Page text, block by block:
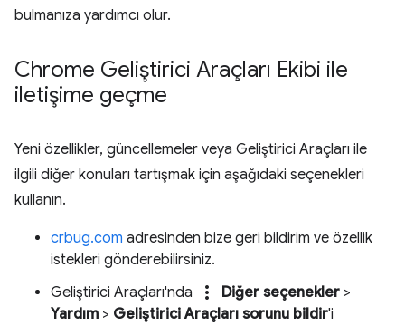
bulmanıza yardımcı olur.
Chrome Geliştirici Araçları Ekibi ile
iletişime geçme
Yeni özellikler, güncellemeler veya Geliştirici Araçları ile
ilgili diğer konuları tartışmak için aşağıdaki seçenekleri
kullanın.
crbug.com adresinden bize geri bildirim ve özellik
istekleri gönderebilirsiniz.
Geliştirici Araçları'nda
more_vert Diğer seçenekler >
Yardım > Geliştirici Araçları sorunu bildir'i